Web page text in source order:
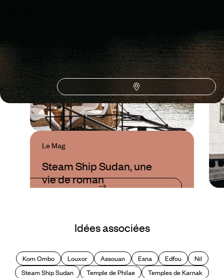
Le Mag
Steam Ship Sudan, une
vie de roman
Idées associées
Kom Ombo Louxor Assouan Esna Edfou
Nil
Steam Ship Sudan
Temple de Philae
Temples de Karnak